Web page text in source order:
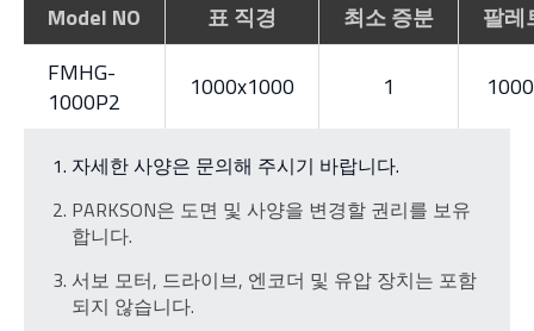
Model NO 표 직경 최소 증분
팔레
FMHG-
1000P2
1000x1000 1
자세한 사양은 문의해 주시기 바랍니다.
PARKSON은 도면 및 사양을 변경할 권리를 보유
합니다.
서보 모터, 드라이브, 엔코더 및 유압 장치는 포함
되지 않습니다.